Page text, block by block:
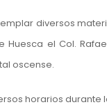
diversos
el Col.
oscense.
horarios durante